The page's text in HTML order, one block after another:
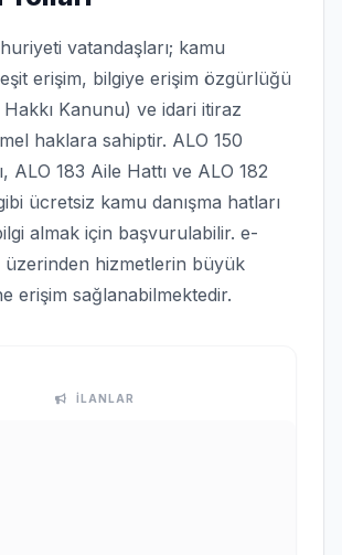
vatandaşları; kamu
erişim, bilgiye erişim özgürlüğü
Hakkı Kanunu) ve idari itiraz
haklara sahiptir. ALO 150
ALO 183 Aile Hattı ve ALO 182
ücretsiz kamu danışma hatları
almak için başvurulabilir. e-
üzerinden hizmetlerin büyük
erişim sağlanabilmektedir.
İLANLAR